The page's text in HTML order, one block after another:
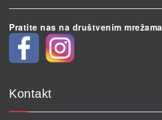
Pratite nas na društvenim mrežama
Kontakt